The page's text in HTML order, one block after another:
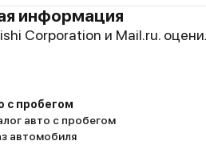
информация
Corporation и Mail.ru.
с пробегом
авто с пробегом
автомобиля